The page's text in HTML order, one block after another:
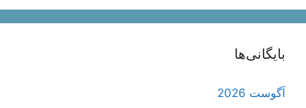
بایگانی‌ها
آگوست 2026